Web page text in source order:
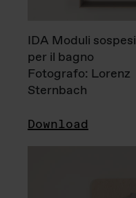
IDA Moduli sospesi
per il bagno
Fotografo: Lorenz
Sternbach
Download